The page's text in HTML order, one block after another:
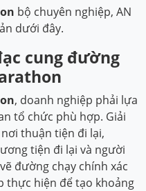
bộ chuyên nghiệp, AN
dưới đây.
cung đường
, doanh nghiệp phải lựa
tổ chức phù hợp. Giải
thuận tiện đi lại,
tiện đi lại và người
đường chạy chính xác
thực hiện để tạo khoảng